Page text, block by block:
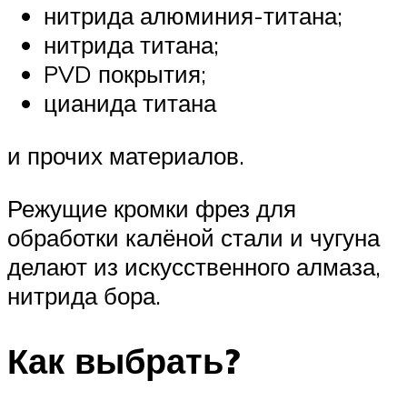
нитрида алюминия-титана;
нитрида титана;
PVD покрытия;
цианида титана
и прочих материалов.
Режущие кромки фрез для
обработки калёной стали и чугуна
делают из искусственного алмаза,
нитрида бора.
Как выбрать?